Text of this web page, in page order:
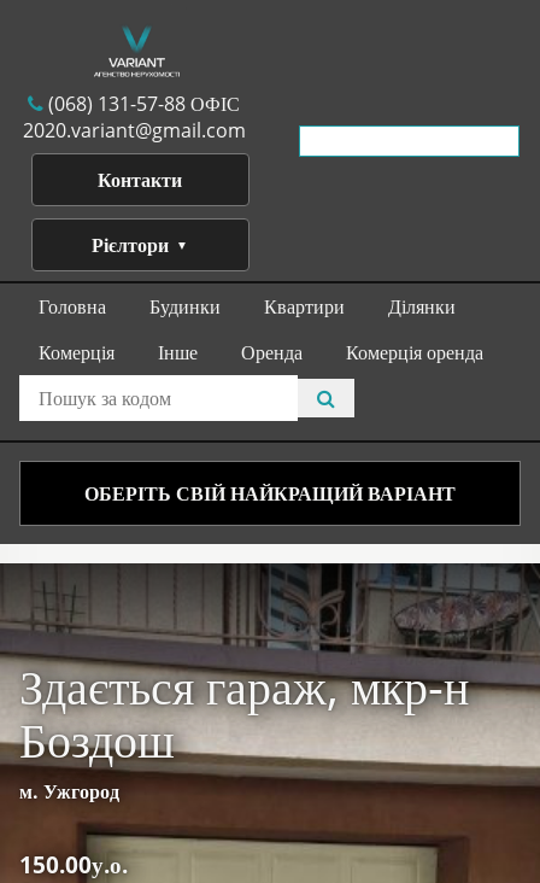
(068) 131-57-88 ОФІС
2020.variant@gmail.com
Контакти
Рієлтори
Головна Будинки Квартири
Ділянки
Комерція
Інше Оренда Комерція оренда
ОБЕРІТЬ СВІЙ НАЙКРАЩИЙ ВАРІАНТ
Здається гараж, мкр-н
Боздош
м. Ужгород
150.00у.о.